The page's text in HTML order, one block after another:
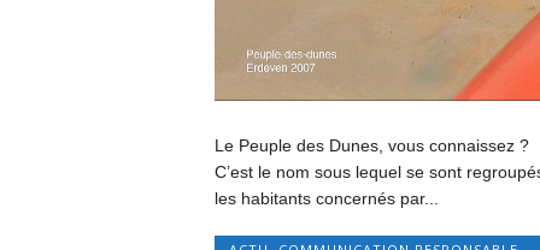
Le Peuple des Dunes, vous connaissez ?
C’est le nom sous lequel se sont
les habitants concernés par...